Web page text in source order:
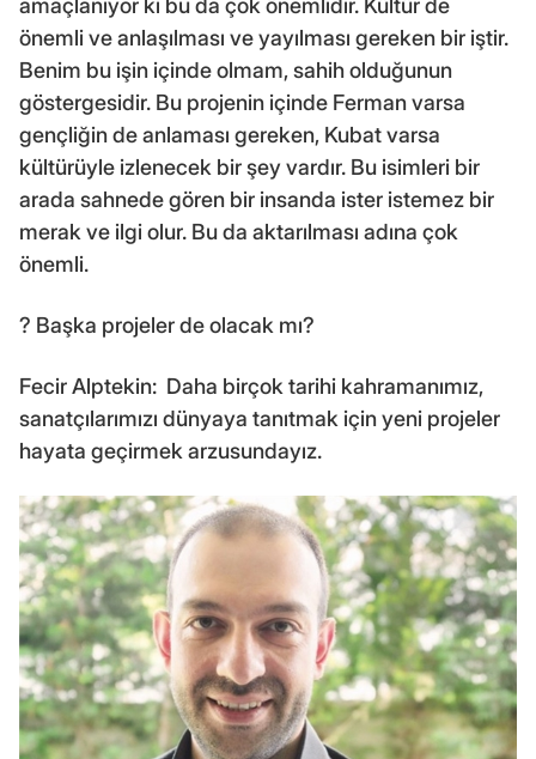
önemli ve anlaşılması ve yayılması gereken bir iştir.
Benim bu işin içinde olmam, sahih olduğunun
göstergesidir. Bu projenin içinde Ferman varsa
gençliğin de anlaması gereken, Kubat varsa
kültürüyle izlenecek bir şey vardır. Bu isimleri bir
arada sahnede gören bir insanda ister istemez bir
merak ve ilgi olur. Bu da aktarılması adına çok
önemli.
? Başka projeler de olacak mı?
Fecir Alptekin: Daha birçok tarihi kahramanımız,
sanatçılarımızı dünyaya tanıtmak için yeni projeler
hayata geçirmek arzusundayız.